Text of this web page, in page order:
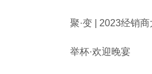
聚·变 | 2023经销商
举杯·欢迎晚宴